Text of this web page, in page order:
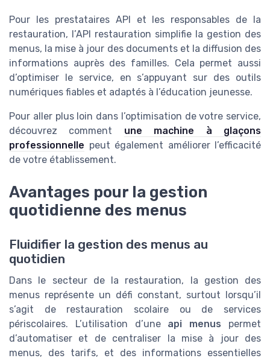
Pour les prestataires API et les responsables de la
restauration, l’API restauration simplifie la gestion des
menus, la mise à jour des documents et la diffusion des
informations auprès des familles. Cela permet aussi
d’optimiser le service, en s’appuyant sur des outils
numériques fiables et adaptés à l’éducation jeunesse.
Pour aller plus loin dans l’optimisation de votre service,
découvrez comment une machine à glaçons
professionnelle peut également améliorer l’efficacité
de votre établissement.
Avantages pour la gestion
quotidienne des menus
Fluidifier la gestion des menus au
quotidien
Dans le secteur de la restauration, la gestion des
menus représente un défi constant, surtout lorsqu’il
s’agit de restauration scolaire ou de services
périscolaires. L’utilisation d’une api menus permet
d’automatiser et de centraliser la mise à jour des
menus, des tarifs, et des informations essentielles